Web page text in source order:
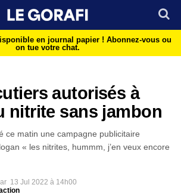
en journal papier ! Abonnez-vous ou
on tue votre chat.
autorisés à
nitrite sans jambon
ce matin une campagne publicitaire
« les nitrites, hummm, j’en veux encore
13 Jul 2022 à 14h00